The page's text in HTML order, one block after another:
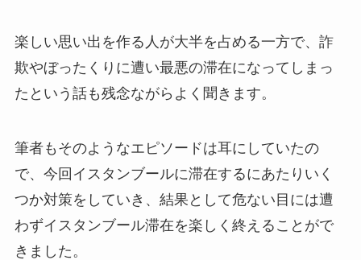
楽しい思い出を作る人が大半を占める一方で、詐
欺やぼったくりに遭い最悪の滞在になってしまっ
たという話も残念ながらよく聞きます。
筆者もそのようなエピソードは耳にしていたの
で、今回イスタンブールに滞在するにあたりいく
つか対策をしていき、結果として危ない目には遭
わずイスタンブール滞在を楽しく終えることがで
きました。